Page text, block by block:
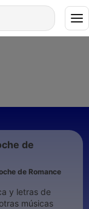
de
de Romance
músicas